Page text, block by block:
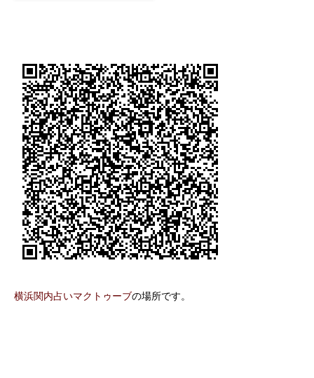
横浜関内占いマクトゥーブの場所です。